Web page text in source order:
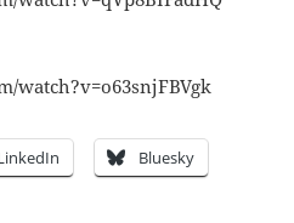
watch?v=o63snjFBVgk
Bluesky